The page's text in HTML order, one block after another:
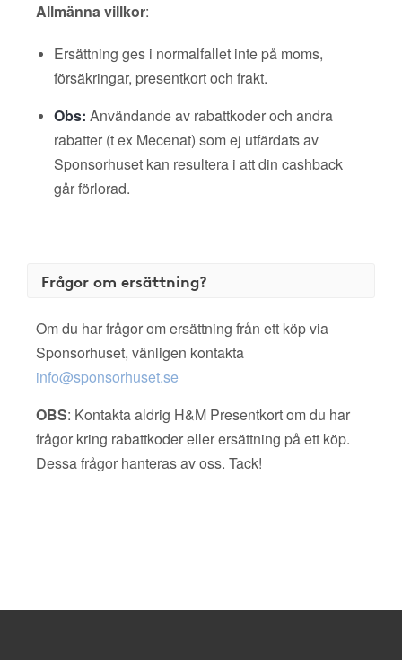
Allmänna villkor:
Ersättning ges i normalfallet inte på moms,
försäkringar, presentkort och frakt.
Obs: Användande av rabattkoder och andra
rabatter (t ex Mecenat) som ej utfärdats av
Sponsorhuset kan resultera i att din cashback
går förlorad.
Frågor om ersättning?
Om du har frågor om ersättning från ett köp via
Sponsorhuset, vänligen kontakta
info@sponsorhuset.se
OBS: Kontakta aldrig H&M Presentkort om du har
frågor kring rabattkoder eller ersättning på ett köp.
Dessa frågor hanteras av oss. Tack!